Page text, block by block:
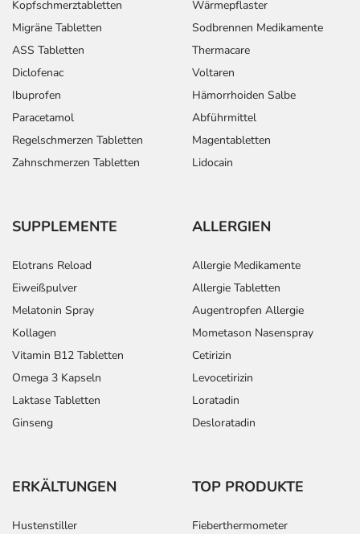
Kopfschmerztabletten
Migräne Tabletten
ASS Tabletten
Diclofenac
Ibuprofen
Paracetamol
Regelschmerzen Tabletten
Zahnschmerzen Tabletten
Wärmepflaster
Sodbrennen Medikamente
Thermacare
Voltaren
Hämorrhoiden Salbe
Abführmittel
Magentabletten
Lidocain
SUPPLEMENTE
Elotrans Reload
Eiweißpulver
Melatonin Spray
Kollagen
Vitamin B12 Tabletten
Omega 3 Kapseln
Laktase Tabletten
Ginseng
ALLERGIEN
Allergie Medikamente
Allergie Tabletten
Augentropfen Allergie
Mometason Nasenspray
Cetirizin
Levocetirizin
Loratadin
Desloratadin
ERKÄLTUNGEN
Hustenstiller
TOP PRODUKTE
Fieberthermometer